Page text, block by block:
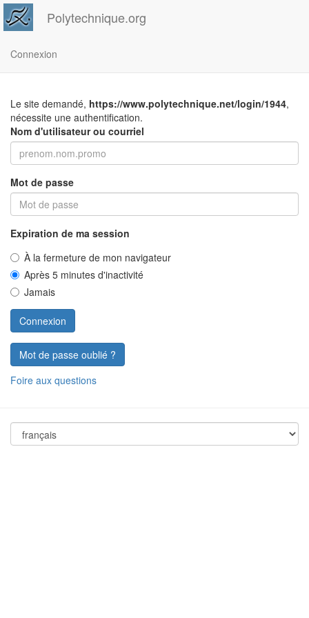
Polytechnique.org
Connexion
Le site demandé, https://www.polytechnique.net/login/1944,
nécessite une authentification.
Nom d'utilisateur ou courriel
Mot de passe
Expiration de ma session
À la fermeture de mon navigateur
Après 5 minutes d'inactivité
Jamais
Mot de passe oublié ?
Foire aux questions